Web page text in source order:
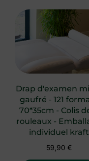
Drap d'examen
gaufré - 121
70*35cm - Colis
rouleaux -
individuel kraft
59,90 €